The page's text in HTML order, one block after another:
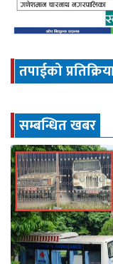
तपाईको
सम्बन्धित खबर